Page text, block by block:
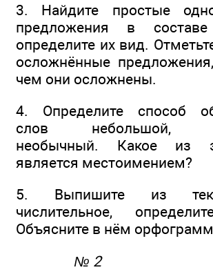
3. Найдите простые
предложения в
определите их вид.
осложнённые
чем они осложнены.
4. Определите способ
слов небольшой,
необычный. Какое из
является местоимением?
5. Выпишите из
числительное,
Объясните в нём
№ 2